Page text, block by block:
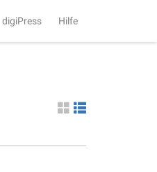
digiPress Hilfe